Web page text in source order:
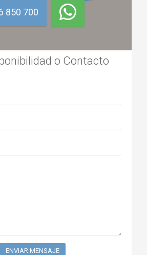
850 700
o Contacto
ENVIAR MENSAJE